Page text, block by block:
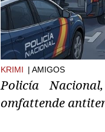
KRIMI | AMIGOS
Policía
omfattende